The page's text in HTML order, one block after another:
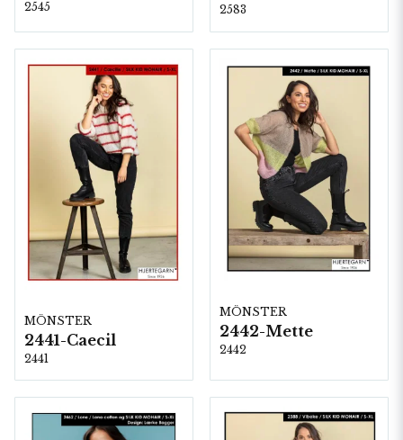
2545 2583
MÖNSTER
2441-Caecil
2441
MÖNSTER
2442-Mette
2442